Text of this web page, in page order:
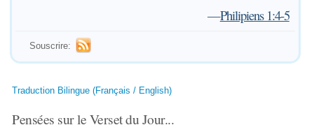
—Philipiens 1:4-5
Souscrire:
Traduction Bilingue (Français / English)
Pensées sur le Verset du Jour...